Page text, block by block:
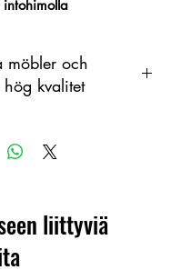
intohimolla
möbler och
kvalitet
jossa on
Siksi tuotteen ja
liittyviä